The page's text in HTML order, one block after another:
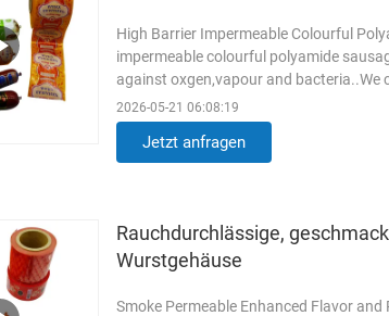
High Barrier Impermeable Colourful
impermeable colourful polyamide
against oxgen,vapour and
brand.The vivid logo printing is ...
2026-05-21 06:08:19
Jetzt anfragen
Rauchdurchlässige,
Wurstgehäuse
Smoke Permeable Enhanced Flavor